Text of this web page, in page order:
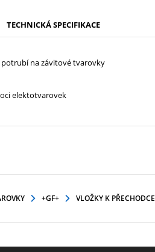
TECHNICKÁ SPECIFIKACE
na závitové tvarovky
elektotvarovek
+GF+ VLOŽKY K PŘECHODCE